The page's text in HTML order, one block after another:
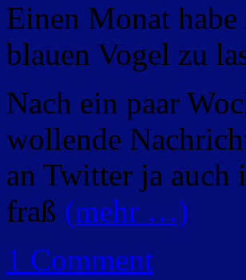
Einen Monat
blauen Vogel zu
Nach ein paar
wollende
an Twitter ja auch
fraß (mehr …)
1 Comment